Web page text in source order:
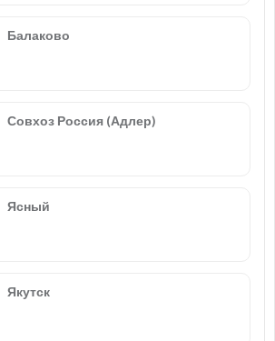
Балаково
Совхоз Россия (Адлер)
Ясный
Якутск